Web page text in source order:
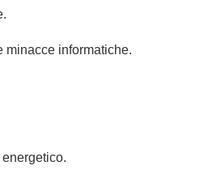
minacce informatiche.